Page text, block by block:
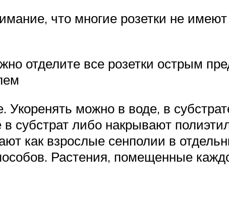
что многие розетки не
отделите все розетки острым
Укоренять можно в воде, в
субстрат либо накрывают
как взрослые сенполии в
Растения, помещенные